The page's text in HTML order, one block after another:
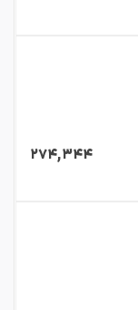
۲۷۴,۳۴۴